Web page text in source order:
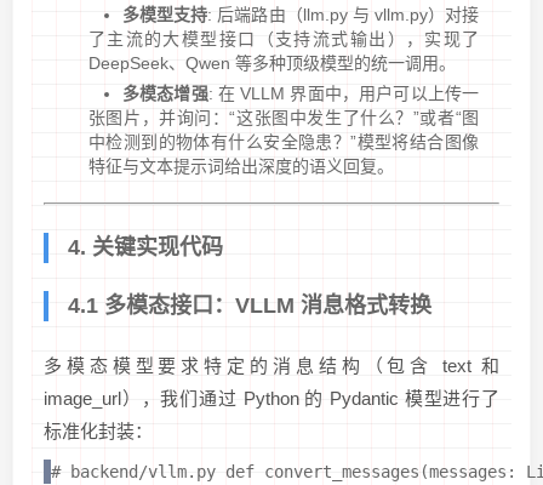
多模型支持: 后端路由（llm.py 与 vllm.py）对接
了主流的大模型接口（支持流式输出），实现了
DeepSeek、Qwen 等多种顶级模型的统一调用。
多模态增强: 在 VLLM 界面中，用户可以上传一
张图片，并询问：“这张图中发生了什么？”或者“图
中检测到的物体有什么安全隐患？”模型将结合图像
特征与文本提示词给出深度的语义回复。
4. 关键实现代码
4.1 多模态接口：VLLM 消息格式转换
多模态模型要求特定的消息结构（包含 text 和
image_url），我们通过 Python 的 Pydantic 模型进行了
标准化封装：
# backend/vllm.py def